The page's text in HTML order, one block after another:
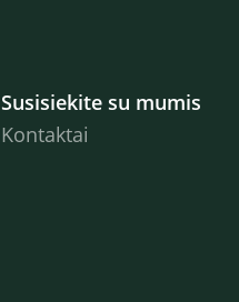
Susisiekite su mumis
Kontaktai